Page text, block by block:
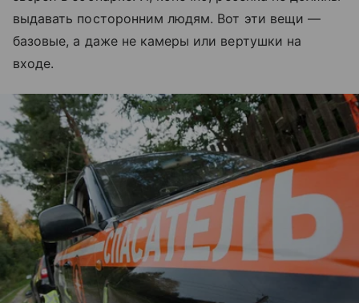
выдавать посторонним людям. Вот эти вещи —
базовые, а даже не камеры или вертушки на
входе.